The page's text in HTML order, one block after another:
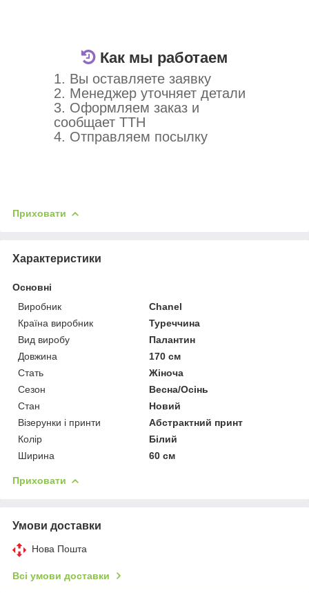
Как мы работаем
1. Вы оставляете заявку
2. Менеджер уточняет детали
3. Оформляем заказ и
сообщает ТТН
4. Отправляем посылку
Приховати
Характеристики
Основні
Виробник
Chanel
Країна виробник
Туреччина
Вид виробу
Палантин
Довжина
170 см
Стать
Жіноча
Сезон
Весна/Осінь
Стан
Новий
Візерунки і принти
Абстрактний принт
Колір
Білий
Ширина
60 см
Приховати
Умови доставки
Нова Пошта
Всі умови доставки